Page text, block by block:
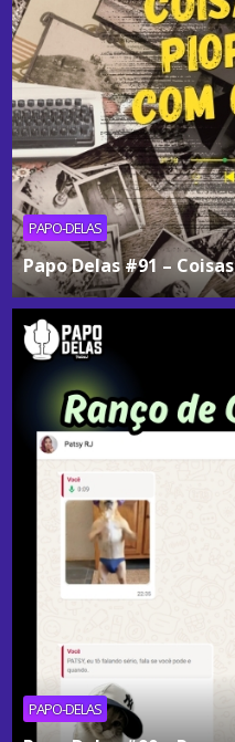
PAPO-DELAS
Papo Delas #91 –
PAPO-DELAS